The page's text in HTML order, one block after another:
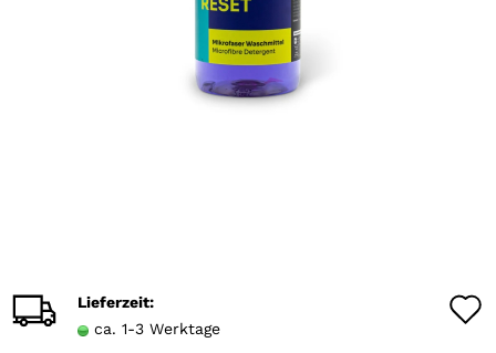
Lieferzeit:
ca. 1-3 Werktage